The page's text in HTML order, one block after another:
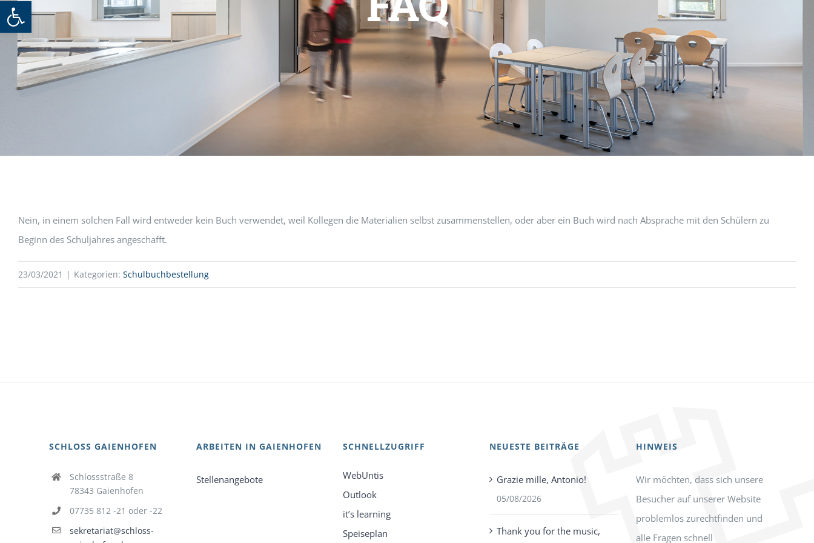
Werkzeugleiste öffnen
Nein, in einem solchen Fall wird entweder kein Buch verwendet, weil Kollegen die Materialien selbst zusammenstellen, oder aber ein Buch wird nach Absprache mit den Schülern zu
Beginn des Schuljahres angeschafft.
23/03/2021 | Kategorien: Schulbuchbestellung
SCHLOSS GAIENHOFEN
Schlossstraße 8
78343 Gaienhofen
07735 812 -21 oder -22
sekretariat@schloss-
ARBEITEN IN GAIENHOFEN
Stellenangebote
SCHNELLZUGRIFF
WebUntis
Outlook
it’s learning
Speiseplan
NEUESTE BEITRÄGE
Grazie mille, Antonio!
05/08/2026
Thank you for the music,
HINWEIS
Wir möchten, dass sich unsere
Besucher auf unserer Website
problemlos zurechtfinden und
alle Fragen schnell